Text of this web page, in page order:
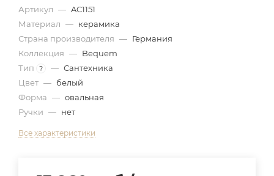
Артикул — AC1151
Материал — керамика
Страна производителя — Германия
Коллекция — Bequem
Тип
? — Сантехника
Цвет — белый
Форма — овальная
Ручки — нет
Все характеристики